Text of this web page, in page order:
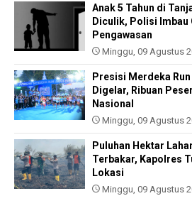
Anak 5 Tahun di
Diculik, Polisi Imbau
Pengawasan
Minggu, 09 Agustus
Presisi Merdeka
Digelar, Ribuan
Nasional
Minggu, 09 Agustus
Puluhan Hektar
Terbakar, Kapolres
Lokasi
Minggu, 09 Agustus